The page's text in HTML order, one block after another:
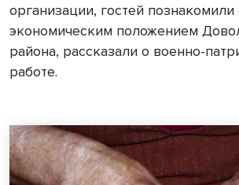
организации, гостей
экономическим положением
района, рассказали о военно-
работе.